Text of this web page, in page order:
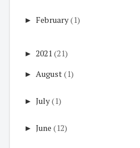
► February(1)
► 2021 (21)
► August(1)
► July(1)
► June (12)